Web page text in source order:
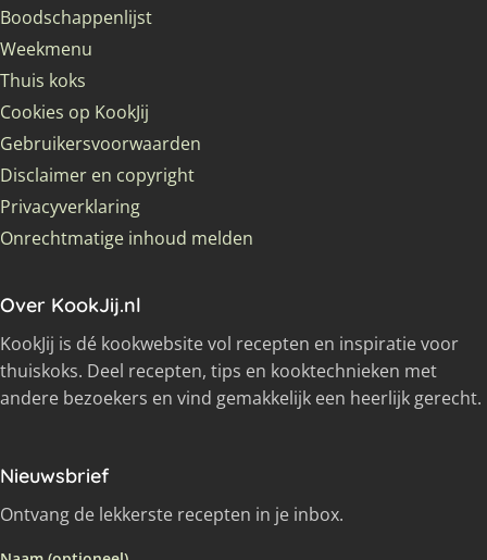
Boodschappenlijst
Weekmenu
Thuis koks
Cookies op KookJij
Gebruikersvoorwaarden
Disclaimer en copyright
Privacyverklaring
Onrechtmatige inhoud melden
Over KookJij.nl
KookJij is dé kookwebsite vol recepten en inspiratie voor
thuiskoks. Deel recepten, tips en kooktechnieken met
andere bezoekers en vind gemakkelijk een heerlijk gerecht.
Nieuwsbrief
Ontvang de lekkerste recepten in je inbox.